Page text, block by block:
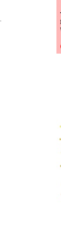
.